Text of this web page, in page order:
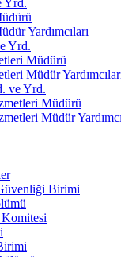
Yardımcıları
Yrd.
Müdürü
Müdür
ve Yrd.
Müdürü
Müdür
Birimi